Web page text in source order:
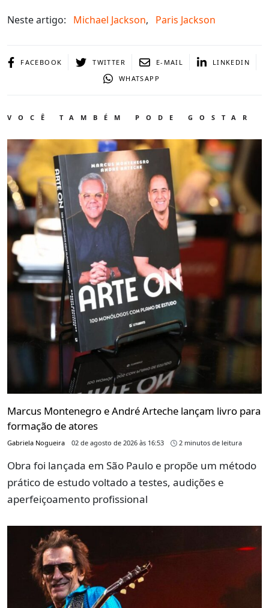
Neste artigo: Michael Jackson, Paris Jackson
FACEBOOK TWITTER E-MAIL
LINKEDIN
WHATSAPP
VOCÊ TAMBÉM PODE GOSTAR
Marcus Montenegro e André Arteche lançam livro para
formação de atores
Gabriela Nogueira 02 de agosto de 2026 às 16:53 2 minutos de leitura
Obra foi lançada em São Paulo e propõe um método
prático de estudo voltado a testes, audições e
aperfeiçoamento profissional